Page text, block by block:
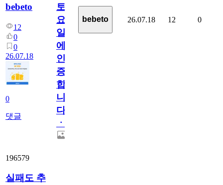
bebeto
12
0
0
26.07.18
0
댓글
토
요
일
에
인
증
합
니
다
ㆍ
bebeto 26.07.18 12 0
196579
실패도 추